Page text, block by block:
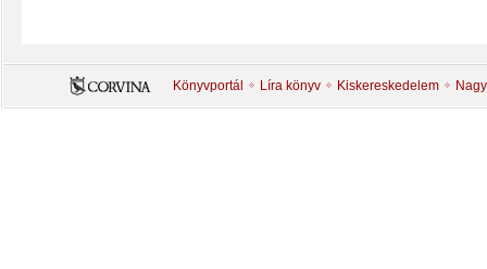
Könyvportál Líra könyv Kiskereskedelem